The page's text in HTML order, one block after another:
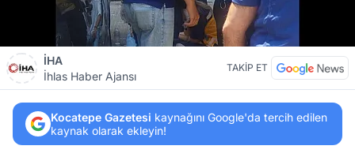
İHA
İhlas Haber Ajansı
TAKİP ET
Kocatepe Gazetesi kaynağını Google'da tercih edilen
kaynak olarak ekleyin!